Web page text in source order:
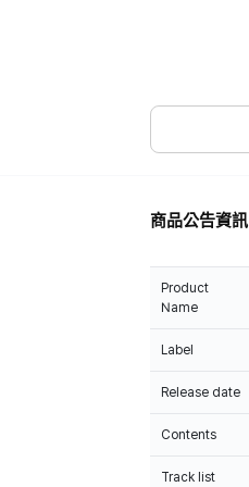
商品公告資訊
Product
Name
Label
Release date
Contents
Track list